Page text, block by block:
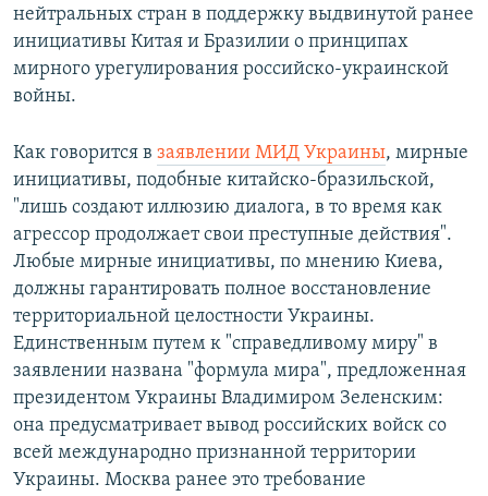
нейтральных стран в поддержку выдвинутой ранее
инициативы Китая и Бразилии о принципах
мирного урегулирования российско-украинской
войны.
Как говорится в заявлении МИД Украины, мирные
инициативы, подобные китайско-бразильской,
"лишь создают иллюзию диалога, в то время как
агрессор продолжает свои преступные действия".
Любые мирные инициативы, по мнению Киева,
должны гарантировать полное восстановление
территориальной целостности Украины.
Единственным путем к "справедливому миру" в
заявлении названа "формула мира", предложенная
президентом Украины Владимиром Зеленским:
она предусматривает вывод российских войск со
всей международно признанной территории
Украины. Москва ранее это требование